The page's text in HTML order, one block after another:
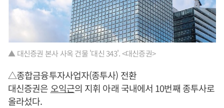
▲ 대신증권 본사 사옥 건물 '대신 343'. <대신증권>
△종합금융투자사업자(종투사) 전환
대신증권은 오익근의 지휘 아래 국내에서 10번째 종투사로
올라섰다.